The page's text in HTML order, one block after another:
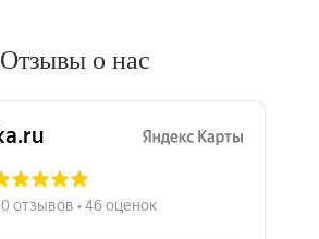
Отзывы о нас